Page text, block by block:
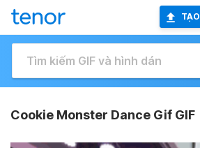
TẠO
Cookie Monster Dance Gif GIF